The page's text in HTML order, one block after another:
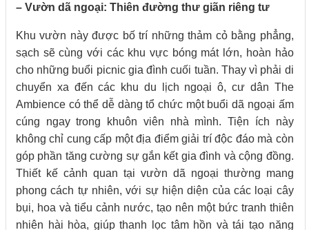
– Vườn dã ngoại: Thiên đường thư giãn riêng tư
Khu vườn này được bố trí những thảm cỏ bằng phẳng,
sạch sẽ cùng với các khu vực bóng mát lớn, hoàn hảo
cho những buổi picnic gia đình cuối tuần. Thay vì phải di
chuyển xa đến các khu du lịch ngoại ô, cư dân The
Ambience có thể dễ dàng tổ chức một buổi dã ngoại ấm
cúng ngay trong khuôn viên nhà mình. Tiện ích này
không chỉ cung cấp một địa điểm giải trí độc đáo mà còn
góp phần tăng cường sự gắn kết gia đình và cộng đồng.
Thiết kế cảnh quan tại vườn dã ngoại thường mang
phong cách tự nhiên, với sự hiện diện của các loại cây
bụi, hoa và tiểu cảnh nước, tạo nên một bức tranh thiên
nhiên hài hòa, giúp thanh lọc tâm hồn và tái tạo năng